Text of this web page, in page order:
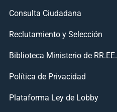
Consulta Ciudadana
Reclutamiento y Selección
Biblioteca Ministerio de RR.EE.
Política de Privacidad
Plataforma Ley de Lobby